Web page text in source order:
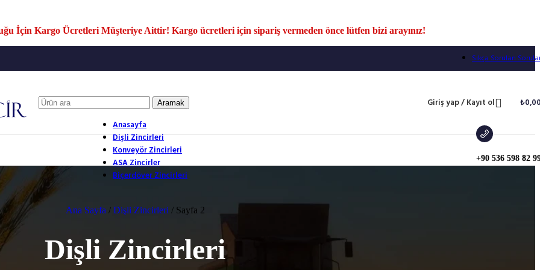
İçin Kargo Ücretleri Müşteriye Aittir! Kargo ücretleri için sipariş vermeden önce lütfen bizi arayınız!
Sıkça Sorulan
Aramak Giriş yap / Kayıt ol ₺
Anasayfa
Dişli Zincirleri
Konveyör Zincirleri
ASA Zincirler
Biçerdöver Zincirleri
+90 536 598 82
Ana Sayfa / Dişli Zincirleri / Sayfa 2
Dişli Zincirleri